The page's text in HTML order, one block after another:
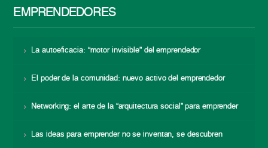
EMPRENDEDORES
La autoeficacia: “motor invisible” del emprendedor
El poder de la comunidad: nuevo activo del emprendedor
Networking: el arte de la “arquitectura social” para emprender
Las ideas para emprender no se inventan, se descubren